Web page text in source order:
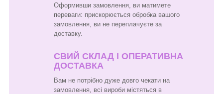
Оформивши замовлення, ви матимете
переваги: прискорюється обробка вашого
замовлення, ви не переплачуєте за
доставку.
СВИЙ СКЛАД І ОПЕРАТИВНА
ДОСТАВКА
Вам не потрібно дуже довго чекати на
замовлення, всі вироби містяться в